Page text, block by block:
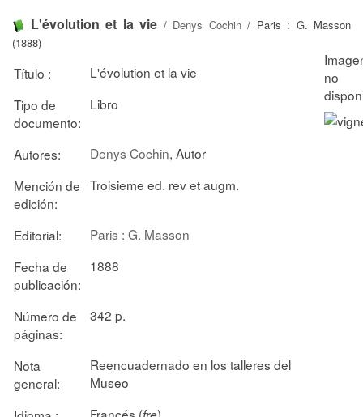
L'évolution et la vie / Denys Cochin/ Paris : G. Masson
(1888)
Título :
L'évolution et la vie
Tipo de
documento:
Libro
Autores: Denys Cochin, Autor
Mención de
edición:
Troisieme ed. rev et augm.
Editorial:
Paris : G. Masson
Fecha de
publicación:
1888
Número de
páginas:
342 p.
Nota
general:
Reencuadernado en los talleres del
Museo
Francés (
)